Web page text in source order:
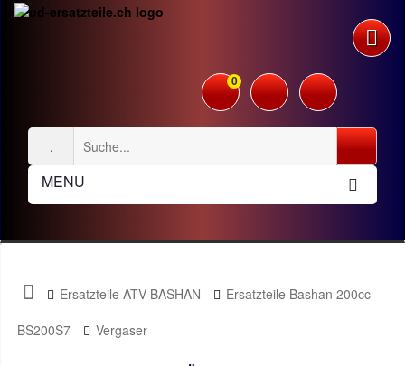
0
MENU
Ersatzteile ATV BASHAN
Ersatzteile Bashan 200cc
BS200S7
Vergaser